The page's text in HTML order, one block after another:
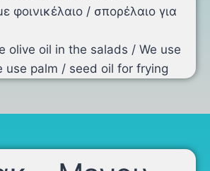
φοινικέλαιο / σπορέλαιο για
olive oil in the salads / We use
use palm / seed oil for frying